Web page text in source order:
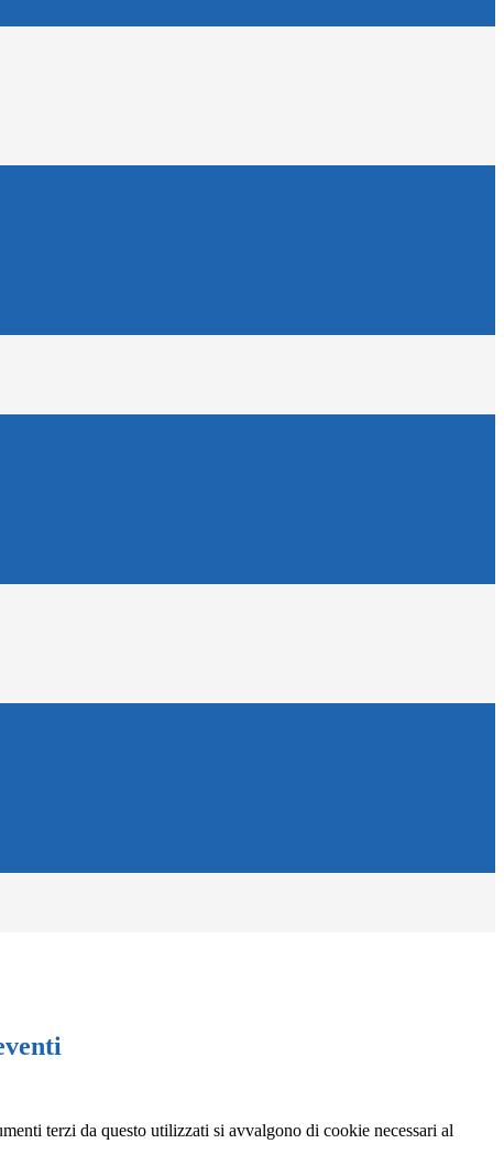
terzi da questo utilizzati si avvalgono di cookie necessari al